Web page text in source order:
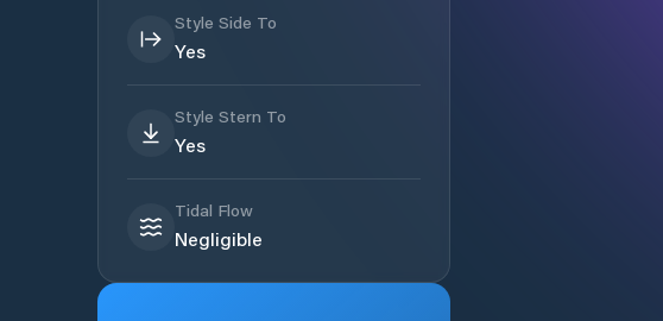
Style Side To
Yes
Style Stern To
Yes
Tidal Flow
Negligible